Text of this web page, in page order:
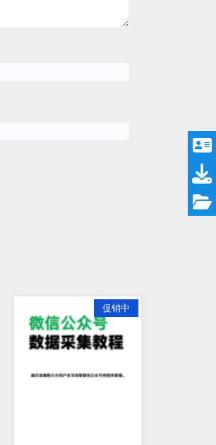
促销中